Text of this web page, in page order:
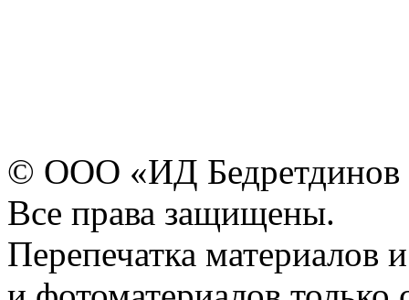
© ООО «ИД
Все права защищены.
Перепечатка материалов